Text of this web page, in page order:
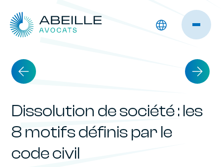
Dissolution de société : les
8 motifs définis par le
code civil